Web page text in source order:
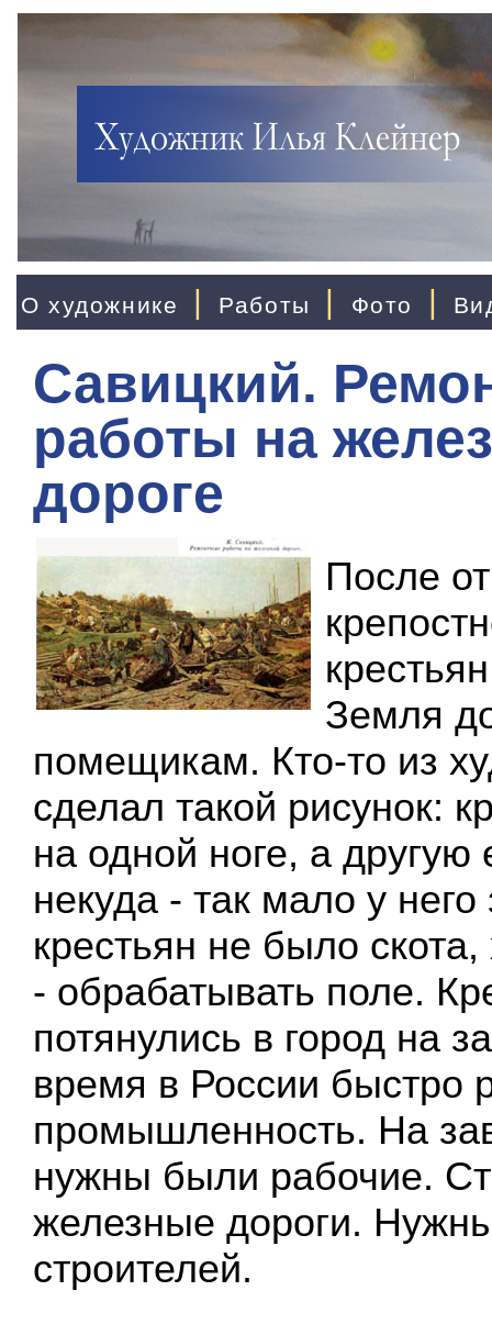
О художнике | Работы | Фото |
Савицкий.
работы на
дороге
После
Земля
помещикам. Кто-то из
сделал такой рисунок:
на одной ноге, а другую
некуда - так мало у
крестьян не было
- обрабатывать поле.
потянулись в город на
время в России быстро
промышленность. На
нужны были рабочие.
железные дороги.
строителей.